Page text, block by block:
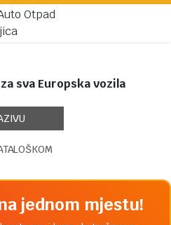
sva Europska vozila
jednom mjestu!